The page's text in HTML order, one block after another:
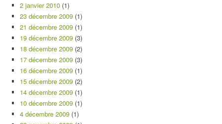
2 janvier 2010 (1)
23 décembre 2009 (1)
21 décembre 2009 (1)
19 décembre 2009 (3)
18 décembre 2009 (2)
17 décembre 2009 (3)
16 décembre 2009 (1)
15 décembre 2009 (2)
14 décembre 2009 (1)
10 décembre 2009 (1)
4 décembre 2009 (1)